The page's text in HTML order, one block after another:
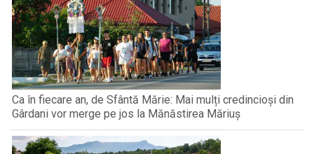
Ca în fiecare an, de Sfântă Mărie: Mai mulți credincioși din
Gârdani vor merge pe jos la Mănăstirea Măriuș